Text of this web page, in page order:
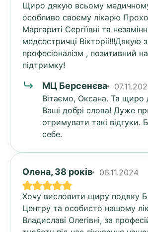
Щиро дякую всьому
особливо своєму лікарю
Маргариті Сергіївні та
медсестричці Вікторіі!!!Дякую
професіоналізм , позитивний
підтримку!
МЦ Берсенєва
Вітаємо, Оксана. Та щиро
Ваші добрі слова! Дуже
отримувати такі відгуки.
себе.
Олена, 38 років 06.11.2024
Хочу висловити щиру подяку
Центру та особисто нашому
Владиславі Олегівні, за